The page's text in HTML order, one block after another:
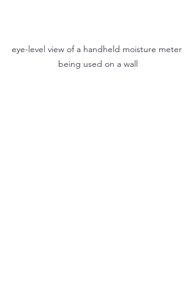
eye-level view of a handheld moisture meter
being used on a wall